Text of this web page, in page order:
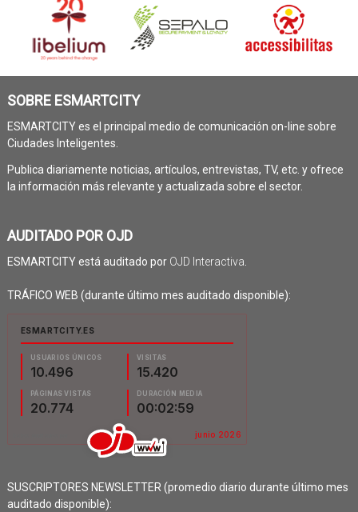
SOBRE ESMARTCITY
ESMARTCITY es el principal medio de comunicación on-line sobre
Ciudades Inteligentes.
Publica diariamente noticias, artículos, entrevistas, TV, etc. y ofrece
la información más relevante y actualizada sobre el sector.
AUDITADO POR OJD
ESMARTCITY está auditado por OJD Interactiva
TRÁFICO WEB (durante último mes auditado disponible):
SUSCRIPTORES NEWSLETTER (promedio diario durante último mes
auditado disponible):